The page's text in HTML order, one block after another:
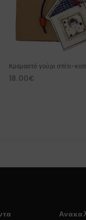
Κρεμαστό γούρι σπίτι-
18.00€